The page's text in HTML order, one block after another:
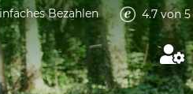
Bezahlen 4.7 von